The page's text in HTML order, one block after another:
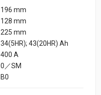
196 mm
128 mm
225 mm
34(5HR); 43(20HR) Ah
400 A
0／SM
B0